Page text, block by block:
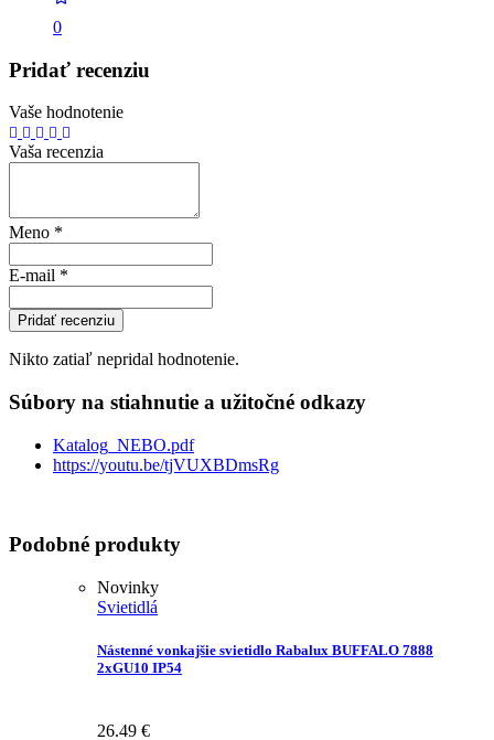
0
Pridať recenziu
Vaše hodnotenie
Vaša recenzia
Meno *
E-mail *
Pridať recenziu
Nikto zatiaľ nepridal hodnotenie.
Súbory na stiahnutie a užitočné odkazy
Katalog_NEBO.pdf
https://youtu.be/tjVUXBDmsRg
Podobné produkty
Novinky
Svietidlá
Nástenné vonkajšie svietidlo Rabalux BUFFALO 7888
2xGU10 IP54
26.49 €